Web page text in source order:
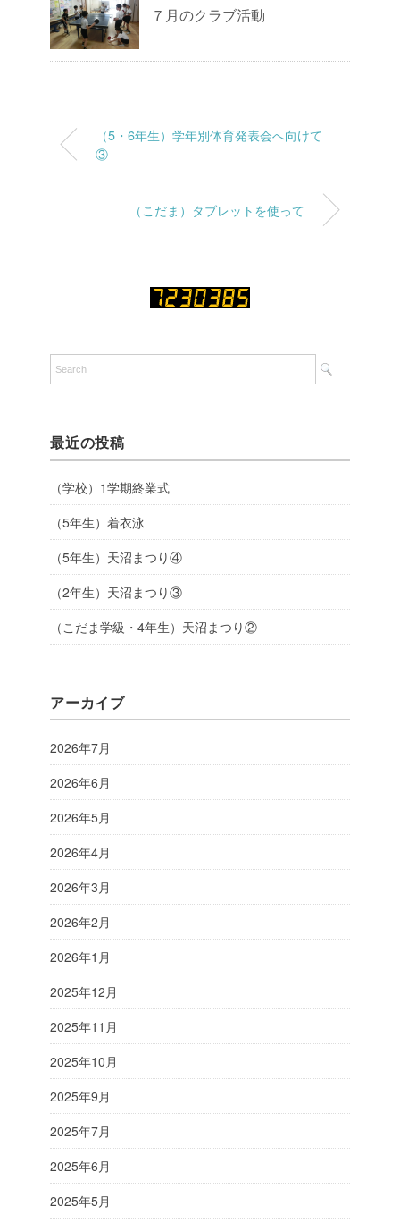
７月のクラブ活動
（5・6年生）学年別体育発表会へ向けて
③
（こだま）タブレットを使って
最近の投稿
（学校）1学期終業式
（5年生）着衣泳
（5年生）天沼まつり④
（2年生）天沼まつり③
（こだま学級・4年生）天沼まつり②
アーカイブ
2026年7月
2026年6月
2026年5月
2026年4月
2026年3月
2026年2月
2026年1月
2025年12月
2025年11月
2025年10月
2025年9月
2025年7月
2025年6月
2025年5月